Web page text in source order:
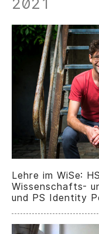
Lehre im WiSe:
Wissenschafts-
und PS Identity